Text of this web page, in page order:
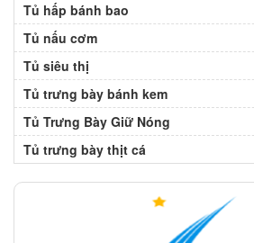
Tủ hấp bánh bao
Tủ nấu cơm
Tủ siêu thị
Tủ trưng bày bánh kem
Tủ Trưng Bày Giữ Nóng
Tủ trưng bày thịt cá